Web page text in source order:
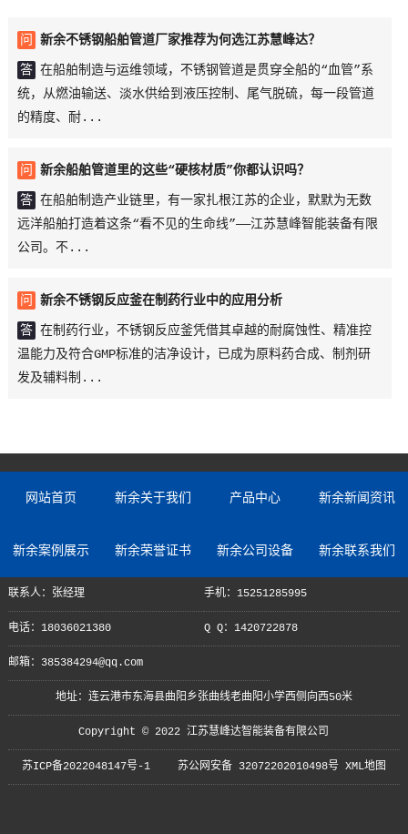
问 新余不锈钢船舶管道厂家推荐为何选江苏慧峰达？
答 在船舶制造与运维领域，不锈钢管道是贯穿全船的“血管”系
统，从燃油输送、淡水供给到液压控制、尾气脱硫，每一段管道
的精度、耐...
问 新余船舶管道里的这些“硬核材质”你都认识吗？
答 在船舶制造产业链里，有一家扎根江苏的企业，默默为无数
远洋船舶打造着这条“看不见的生命线”——江苏慧峰智能装备有限
公司。不...
问 新余不锈钢反应釜在制药行业中的应用分析
答 在制药行业，不锈钢反应釜凭借其卓越的耐腐蚀性、精准控
温能力及符合GMP标准的洁净设计，已成为原料药合成、制剂研
发及辅料制...
网站首页 新余关于我们 产品中心 新余新闻资讯
新余案例展示 新余荣誉证书 新余公司设备 新余联系我们
联系人：张经理 手机：15251285995
电话：18036021380 Q Q：1420722878
邮箱：385384294@qq.com
地址：连云港市东海县曲阳乡张曲线老曲阳小学西侧向西50米
Copyright © 2022 江苏慧峰达智能装备有限公司
苏ICP备2022048147号-1 苏公网安备 32072202010498号 XML地图